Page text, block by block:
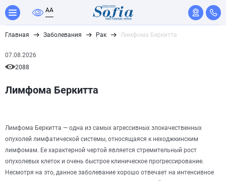
AA
Главная Заболевания Рак Лимфома Беркитта
07.08.2026
2088
Лимфома Беркитта
Лимфома Беркитта — одна из самых агрессивных злокачественных
опухолей лимфатической системы, относящаяся к неходжкинским
лимфомам. Ее характерной чертой является стремительный рост
опухолевых клеток и очень быстрое клиническое прогрессирование.
Несмотря на это, данное заболевание хорошо отвечает на интенсивное